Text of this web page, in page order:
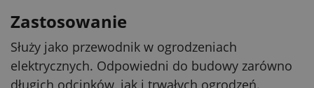
Zastosowanie
Służy jako przewodnik w ogrodzeniach
elektrycznych. Odpowiedni do budowy zarówno
długich odcinków, jak i trwałych ogrodzeń.